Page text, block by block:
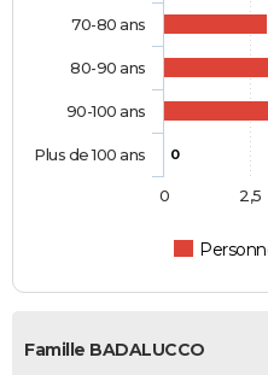
0
70-80 ans
80-90 ans
90-100 ans
Plus de 100 ans
0 2,5
Famille BADALUCCO